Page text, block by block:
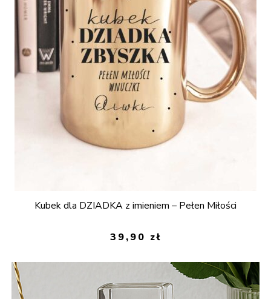
Kubek dla DZIADKA z imieniem – Pełen Miłości
39,90 zł